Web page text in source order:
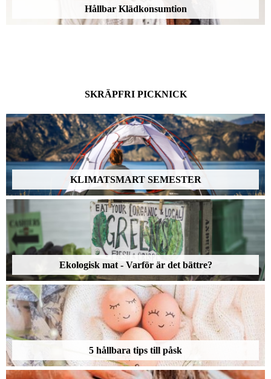
Hållbar Klädkonsumtion
SKRÄPFRI PICKNICK
KLIMATSMART SEMESTER
Ekologisk mat - Varför är det bättre?
5 hållbara tips till påsk